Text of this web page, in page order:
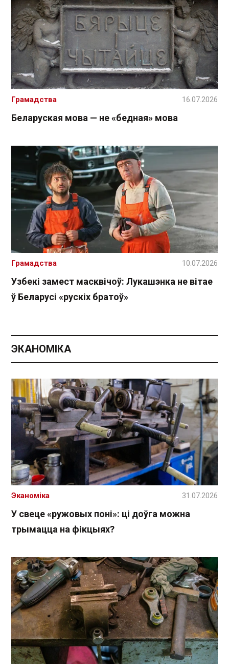
Беларуская мова — не «бедная» мова
Грамадства 16.07.2026
Узбекі замест масквічоў: Лукашэнка не вітае
ў Беларусі «рускіх братоў»
Грамадства 10.07.2026
ЭКАНОМІКА
У свеце «ружовых поні»: ці доўга можна
трымацца на фікцыях?
Эканоміка 31.07.2026